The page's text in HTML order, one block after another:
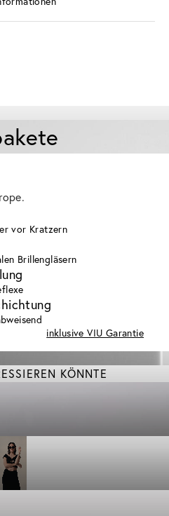
vor Kratzern
Brillengläsern
inklusive VIU Garantie
KÖNNTE